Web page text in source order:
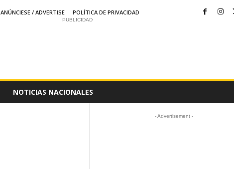
ANÚNCIESE / ADVERTISE
POLÍTICA DE PRIVACIDAD
PUBLICIDAD
NOTICIAS NACIONALES
- Advertisement -